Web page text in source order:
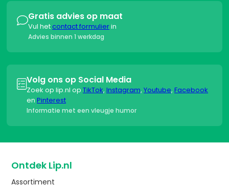
Gratis advies op maat
Vul hetcontact formulierin
Advies binnen 1 werkdag
Volg ons op Social Media
Zoek op lip.nl op TikTok, Instagram, Youtube, Facebook
en Pinterest
Informatie met een vleugje humor
Ontdek Lip.nl
Assortiment